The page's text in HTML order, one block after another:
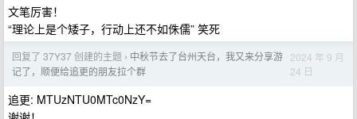
文笔厉害！
“理论上是个矮子，行动上还不如侏儒” 笑死
回复了 37Y37 创建的主题 › 中秋节去了台州天台，我又来分享游
记了，顺便给追更的朋友拉个群
2024 年 9 月
24 日
追更: MTUzNTU0MTc0NzY=